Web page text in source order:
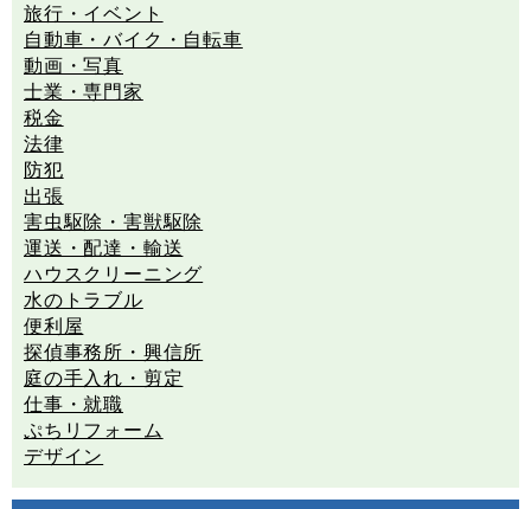
旅行・イベント
自動車・バイク・自転車
動画・写真
士業・専門家
税金
法律
防犯
出張
害虫駆除・害獣駆除
運送・配達・輸送
ハウスクリーニング
水のトラブル
便利屋
探偵事務所・興信所
庭の手入れ・剪定
仕事・就職
ぷちリフォーム
デザイン